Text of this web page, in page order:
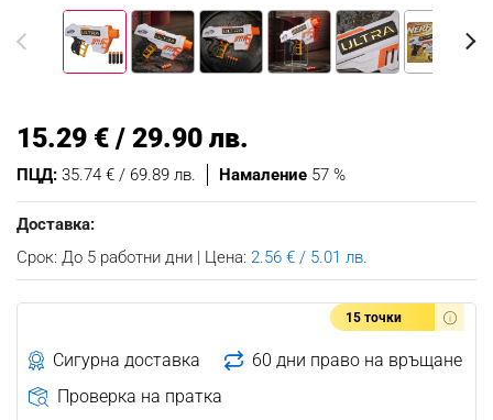
Намаление 57 %
ПЦД: 35.74 € / 69.89 лв.
15.29 € / 29.90 лв.
Доставка:
Срок: До 5 работни дни | Цена: 2.56 € / 5.01 лв.
15 точки
Сигурна доставка
60 дни право на връщане
Проверка на пратка